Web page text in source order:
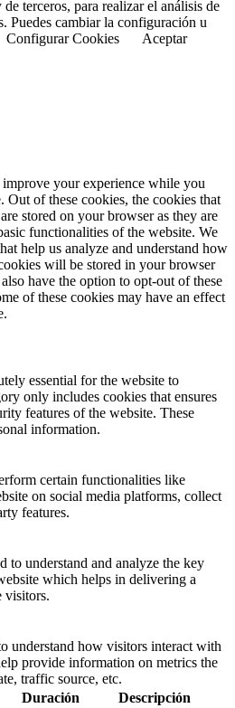
terceros, para realizar el análisis de
Puedes cambiar la configuración u
Configurar Cookies
Aceptar
your experience while you
Out of these cookies, the cookies that
stored on your browser as they are
functionalities of the website. We
help us analyze and understand how
will be stored in your browser
have the option to opt-out of these
of these cookies may have an effect
essential for the website to
only includes cookies that ensures
features of the website. These
information.
certain functionalities like
on social media platforms, collect
features.
to understand and analyze the key
which helps in delivering a
visitors.
understand how visitors interact with
provide information on metrics the
traffic source, etc.
Duración Descripción